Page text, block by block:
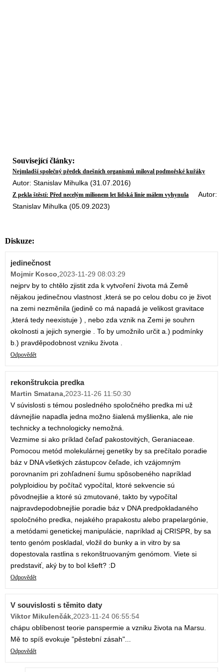
Související články:
Nejmladší společný předek dnešních organismů miloval podmořské kuřáky
Autor: Stanislav Mihulka (31.07.2016)
Z pekla štěstí: Před necelým milionem let lidská linie málem vyhynula Autor:
Stanislav Mihulka (05.09.2023)
Diskuze:
jedinečnost
Mojmir Kosco 2023-11-29 08:03:29
nejprv by to chtělo zjistit zda k vytvoření života má Země
nějakou jedinečnou vlastnost ,která se po celou dobu co je život
na zemi nezměnila (jedině co má napadá je velikost gravitace
,která tedy neexistuje ) , nebo zda vznik na Zemi je souhrn
okolnosti a jejich synergie . To by umožnilo určit a.) podmínky
b.) pravděpodobnost vzniku života .
Odpovědět
rekonštrukcia predka
Martin Smatana 2023-11-26 11:50:30
V súvislosti s témou posledného spoločného predka mi už
dávnejšie napadla jedna možno šialená myšlienka, ale nie
technicky a technologicky nemožná.
Vezmime si ako príklad čeľaď pakostovitých, Geraniaceae.
Pomocou metód molekulárnej genetiky by sa prečítalo poradie
báz v DNA všetkých zástupcov čeľade, ich vzájomným
porovnaním pri zohľadnení šumu spôsobeného napríklad
polyploidiou by počítač vypočítal, ktoré sekvencie sú
pôvodnejšie a ktoré sú zmutované, takto by vypočítal
najpravdepodobnejšie poradie báz v DNA predpokladaného
spoločného predka, nejakého prapakostu alebo prapelargónie,
a metódami genetickej manipulácie, napríklad aj CRISPR, by sa
tento genóm poskladal, vložil do bunky a in vitro by sa
dopestovala rastlina s rekonštruovaným genómom. Viete si
predstaviť, aký by to bol kšeft? :D
Odpovědět
V souvislosti s těmito daty
Viktor Mikulenčák 2023-11-24 06:55:54
chápu oblíbenost teorie panspermie a vzniku života na Marsu.
Mě to spíš evokuje "pěstební zásah"...
Odpovědět